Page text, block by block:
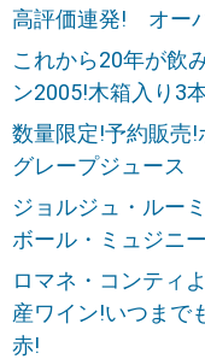
高評価連発! オー
これから20年が飲
ン2005!木箱入り3
数量限定!予約販
グレープジュース
ジョルジュ・ルー
ボール・ミュジニ
ロマネ・コンティ
産ワイン!いつまで
赤!